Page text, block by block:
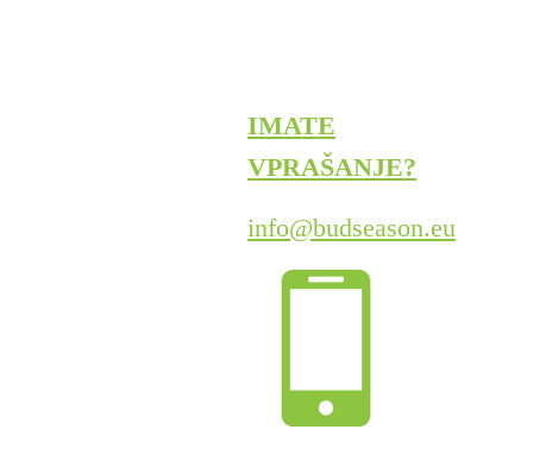
IMATE
VPRAŠANJE?
info@budseason.eu